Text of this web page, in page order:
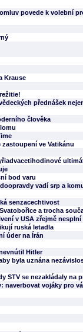
povede k volební
Krause
přednášek
člověka
ve Vatikánu
bod varu
vadí srp a
senzacechtivost
a trocha
v USA zřejmě nesplní
ruská letadla
úder na Írán
Hitler
byla uznána
STV se nezakládaly na
naverbovat vojáky pro